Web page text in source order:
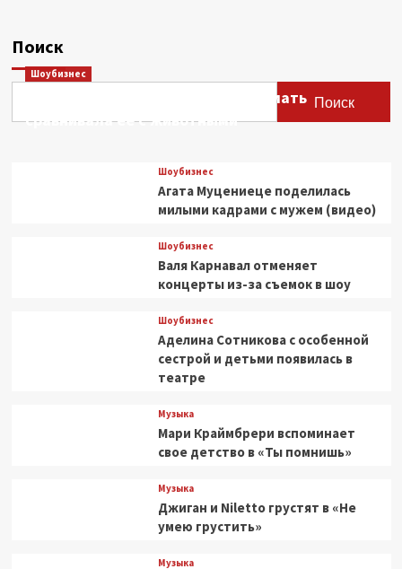
половину
Поиск
Поиск
Шоубизнес
Этери Тутберидзе заявила, что мать
сравнивала ее с животными
Шоубизнес
Агата Муцениеце поделилась
милыми кадрами с мужем (видео)
Шоубизнес
Валя Карнавал отменяет
концерты из-за съемок в шоу
Шоубизнес
Аделина Сотникова с особенной
сестрой и детьми появилась в
театре
Музыка
Мари Краймбрери вспоминает
свое детство в «Ты помнишь»
Музыка
Джиган и Niletto грустят в «Не
умею грустить»
Музыка